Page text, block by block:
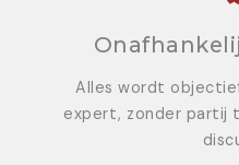
Alles wordt
expert, zonder partij